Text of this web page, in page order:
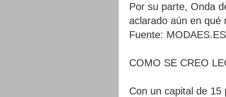
Por su parte, Onda
aclarado aún en qué
Fuente: MODAES.ES
COMO SE CREO
Con un capital de